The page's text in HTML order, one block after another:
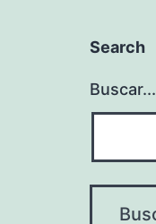
Search
Buscar...